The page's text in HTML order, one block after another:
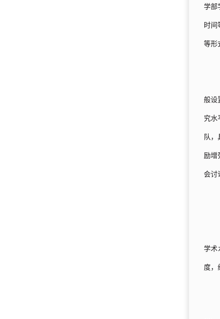
学部
时间
等形
般设
究水
队
励增
会讨
学术
度，